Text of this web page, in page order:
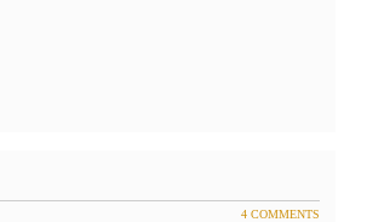
4 COMMENTS